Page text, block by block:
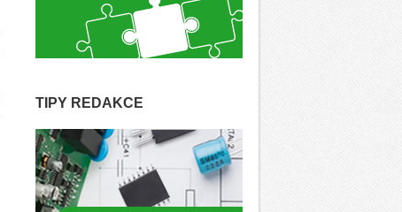
TIPY REDAKCE